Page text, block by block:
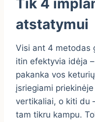
atstatymui
Visi ant 4 metodas
itin efektyvia idėja
pakanka vos
įsriegiami
vertikaliai, o kiti du
tam tikru kampu.